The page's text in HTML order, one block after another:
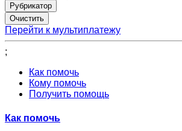
Рубрикатор
Перейти к мультиплатежу
;
Как помочь
Кому помочь
Получить помощь
Как помочь